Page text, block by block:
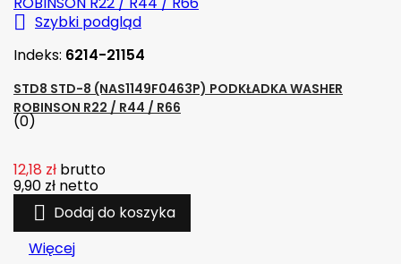
 Szybki podgląd
Indeks: 6214-21154
STD8 STD-8 (NAS1149F0463P) PODKŁADKA WASHER
ROBINSON R22 / R44 / R66
(0)
12,18 zł brutto
9,90 zł netto
 Dodaj do koszyka
Więcej